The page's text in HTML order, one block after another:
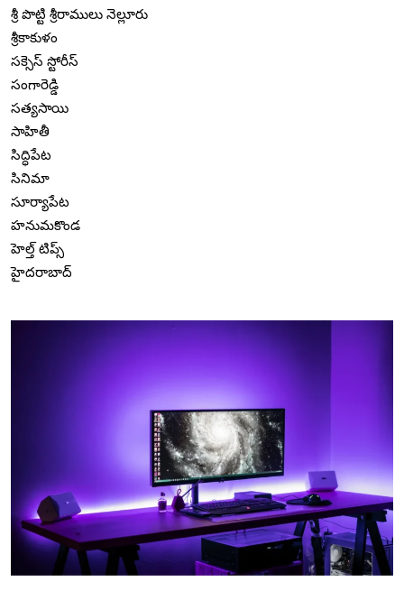
శ్రీ పొట్టి శ్రీరాములు నెల్లూరు
శ్రీకాకుళం
సక్సెస్ స్టోరీస్
సంగారెడ్డి
సత్యసాయి
సాహితీ
సిద్ధిపేట
సినిమా
సూర్యాపేట
హనుమకొండ
హెల్త్ టిప్స్
హైదరాబాద్